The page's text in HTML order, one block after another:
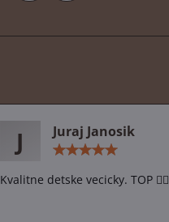
J
Juraj Janosik
/
5
Kvalitne detske vecicky. TOP 👌🏻